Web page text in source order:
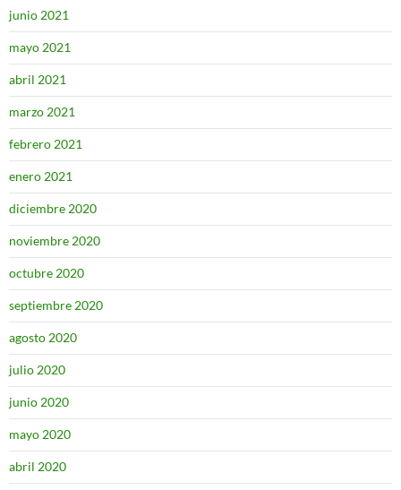
junio 2021
mayo 2021
abril 2021
marzo 2021
febrero 2021
enero 2021
diciembre 2020
noviembre 2020
octubre 2020
septiembre 2020
agosto 2020
julio 2020
junio 2020
mayo 2020
abril 2020